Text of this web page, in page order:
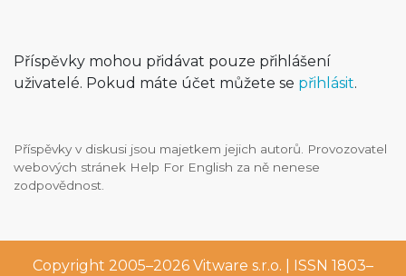
Příspěvky mohou přidávat pouze přihlášení
uživatelé. Pokud máte účet můžete se přihlásit.
Příspěvky v diskusi jsou majetkem jejich autorů. Provozovatel
webových stránek Help For English za ně nenese
zodpovědnost.
Copyright 2005–2026 Vitware s.r.o. | ISSN 1803–